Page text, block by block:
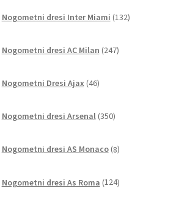
Nogometni dresi Inter Miami 132izdelkov
Nogometni dresi AC Milan 247izdelkov
Nogometni Dresi Ajax 46izdelkov
Nogometni dresi Arsenal 350izdelkov
Nogometni dresi AS Monaco 8izdelkov
Nogometni dresi As Roma 124izdelkov